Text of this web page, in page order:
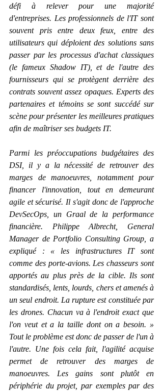
défi à relever pour une majorité
d'entreprises. Les professionnels de l'IT sont
souvent pris entre deux feux, entre des
utilisateurs qui déploient des solutions sans
passer par les processus d'achat classiques
(le fameux Shadow IT), et de l'autre des
fournisseurs qui se protègent derrière des
contrats souvent assez opaques. Experts des
partenaires et témoins se sont succédé sur
scène pour présenter les meilleures pratiques
afin de maîtriser ses budgets IT.
Parmi les préoccupations budgétaires des
DSI, il y a la nécessité de retrouver des
marges de manoeuvres, notamment pour
financer l'innovation, tout en demeurant
agile et sécurisé. Il s'agit donc de l'approche
DevSecOps, un Graal de la performance
financière. Philippe Albrecht, General
Manager de Portfolio Consulting Group, a
expliqué : « les infrastructures IT sont
comme des porte-avions. Les chasseurs sont
apportés au plus près de la cible. Ils sont
standardisés, lents, lourds, chers et amenés à
un seul endroit. La rupture est constituée par
les drones. Chacun va à l'endroit exact que
l'on veut et a la taille dont on a besoin. »
Tout le problème est donc de passer de l'un à
l'autre. Une fois cela fait, l'agilité acquise
permet de retrouver des marges de
manoeuvres. Les gains sont plutôt en
périphérie du projet, par exemples par des